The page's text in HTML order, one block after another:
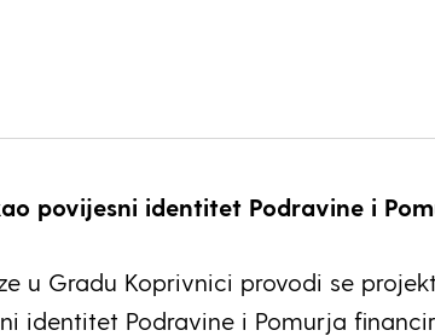
povijesni identitet Podravine i
u Gradu Koprivnici provodi se projekt
identitet Podravine i Pomurja